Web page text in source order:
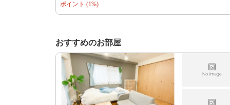
ポイント (1%)
おすすめのお部屋